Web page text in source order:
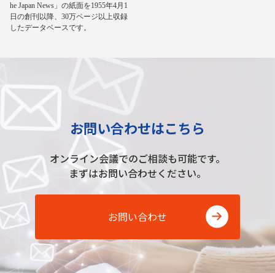
he Japan News」の紙面を1955年4月1
日の創刊以降、30万ページ以上収録
したデータベースです。
お問い合わせはこちら
オンライン会議でのご相談も可能です。
まずはお問い合わせください。
お問い合わせ